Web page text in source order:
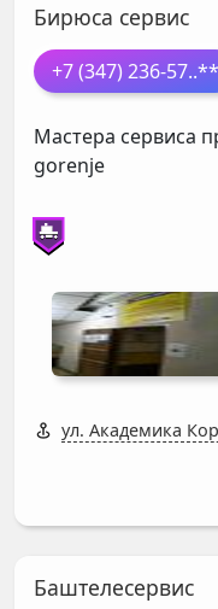
Бирюса сервис
+7 (347) 236-57..**
Мастера сервиса
gorenje
ул. Академика
Баштелесервис